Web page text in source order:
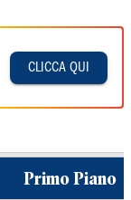
CLICCA QUI
Primo Piano